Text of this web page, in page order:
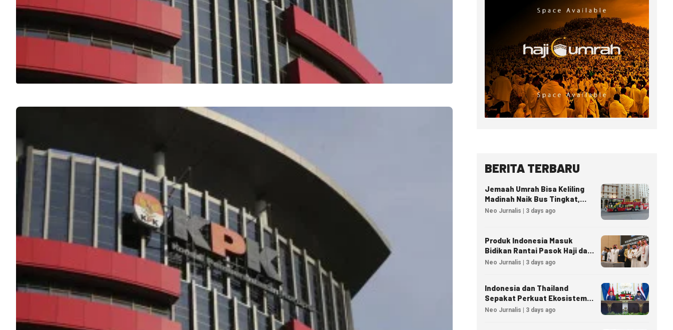
BERITA TERBARU
Jemaah Umrah Bisa Keliling
Madinah Naik Bus Tingkat,
Tiket Mulai 40 Riyal
Neo Jurnalis | 3 days ago
Produk Indonesia Masuk
Bidikan Rantai Pasok Haji dan
Umrah Arab Saudi
Neo Jurnalis | 3 days ago
Indonesia dan Thailand
Sepakat Perkuat Ekosistem
Industri Halal
Neo Jurnalis | 3 days ago